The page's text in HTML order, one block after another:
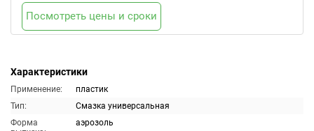
Характеристики
Применение:
пластик
Тип:
Смазка универсальная
Форма
аэрозоль
Посмотреть цены и сроки